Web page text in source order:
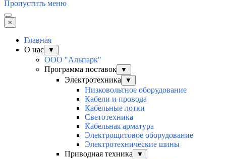
Пропустить меню
×
Главная
О нас
▼
ООО "Альпарк"
Программа поставок
▼
Электротехника ▼
Низковольтное оборудование
Кабели и провода
Кабельные лотки
Светотехника
Кабельная арматура
Электрощитовое оборудование
Электротехнические шины
Приводная техника
▼